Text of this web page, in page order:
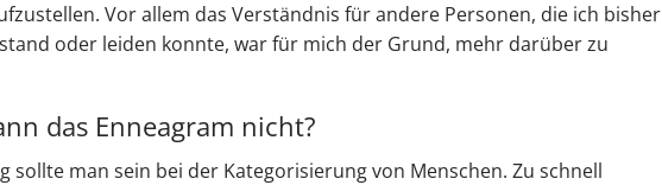
Vor allem das Verständnis für andere Personen, die ich bisher
oder leiden konnte, war für mich der Grund, mehr darüber zu
das Enneagram nicht?
sollte man sein bei der Kategorisierung von Menschen. Zu schnell